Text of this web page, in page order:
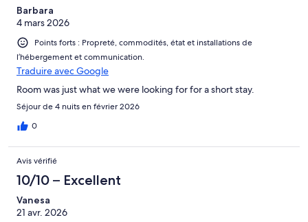
Barbara
4 mars 2026
Points forts : Propreté, commodités, état et installations de
l’hébergement et communication.
Traduire avec Google
Room was just what we were looking for for a short stay.
Séjour de 4 nuits en février 2026
0
Avis vérifié
10/10 – Excellent
Vanesa
21 avr. 2026